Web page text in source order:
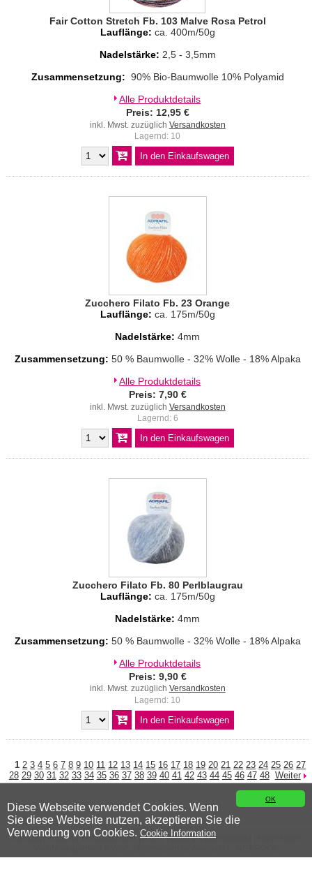
OK
Diese Webseite verwendet Cookies. Wenn
Sie diese Webseite nutzen, akzeptieren Sie die
Verwendung von Cookies. Cookie Information
Fair Cotton Stretch Fb. 103 Malve Rosa Petrol
Lauflänge: ca. 400m/50g
Nadelstärke: 2,5 - 3,5mm
Zusammensetzung: 90% Bio-Baumwolle 10% Polyamid
Alle Produktdetails
Preis: 12,95 €
inkl. Mwst. zuzüglich Versandkosten
Lagernd: 10
Zucchero Filato Fb. 23 Orange
Lauflänge: ca. 175m/50g
Nadelstärke: 4mm
Zusammensetzung: 50 % Baumwolle - 32% Wolle - 18% Alpaka
Alle Produktdetails
Preis: 7,90 €
inkl. Mwst. zuzüglich Versandkosten
Lagernd: 6
Zucchero Filato Fb. 80 Perlblaugrau
Lauflänge: ca. 175m/50g
Nadelstärke: 4mm
Zusammensetzung: 50 % Baumwolle - 32% Wolle - 18% Alpaka
Alle Produktdetails
Preis: 9,90 €
inkl. Mwst. zuzüglich Versandkosten
Lagernd: 10
1 2 3 4 5 6 7 8 9 10 11 12 13 14 15 16 17 18 19 20 21 22 23 24 25 26 27
28 29 30 31 32 33 34 35 36 37 38 39 40 41 42 43 44 45 46 47 48 Weiter
© 2026 Wiener Wollwicklerei
Kontakt |Anfahrt |Versandkosten |AGB|Widerruf|Datenschutz